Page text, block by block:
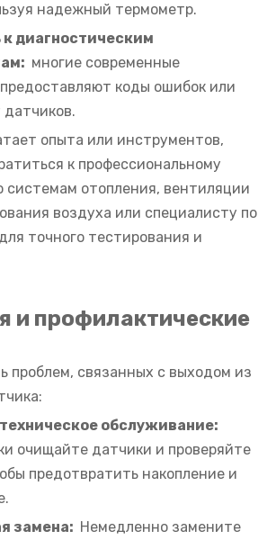
надежный термометр.
диагностическим
многие современные
коды ошибок или
датчиков.
опыта или инструментов,
к профессиональному
системам отопления, вентиляции
воздуха или специалисту по
точного тестирования и
и профилактические
проблем, связанных с выходом из
обслуживание:
очищайте датчики и проверяйте
предотвратить накопление и
замена: Немедленно замените